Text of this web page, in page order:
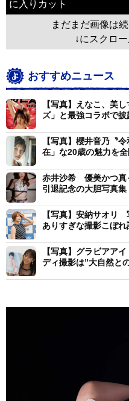
に入りカット
まだまだ画像は
↓にスクロ
おすすめニュース
【写真】えなこ、美
ズ」と最強コラボで披
【写真】櫻井音乃〝
在」な20歳の魅力を全
赤井沙希 優美かつ真
引退記念の大胆写
【写真】安納サオ
ありすぎな撮影こぼれ
【写真】グラビアア
ディ撮影は”大自然と